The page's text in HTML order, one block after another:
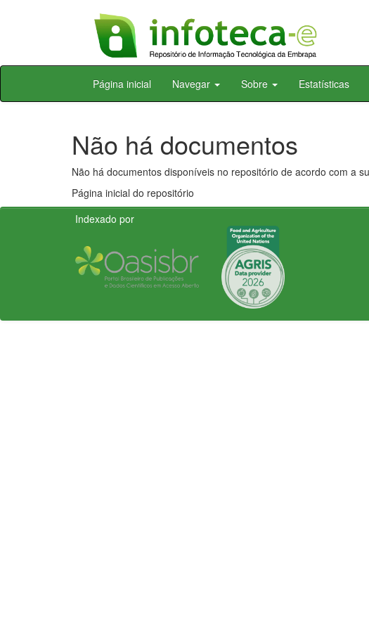
Skip
Página inicial Navegar Sobre Estatísticas
Não há documentos
Não há documentos disponíveis no repositório de acordo com a
Página inicial do repositório
Indexado por